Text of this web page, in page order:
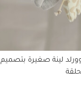
لينة صغيرة بتصميم